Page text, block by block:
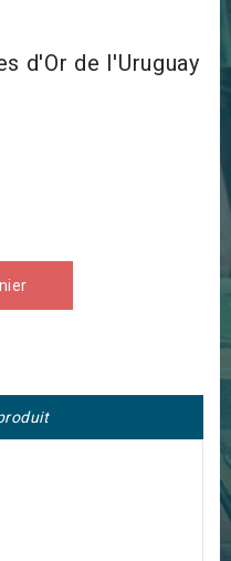
d'Or de l'Uruguay